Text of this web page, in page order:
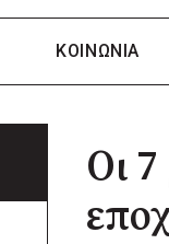
ΚΟΙΝΩΝΙΑ
Οι